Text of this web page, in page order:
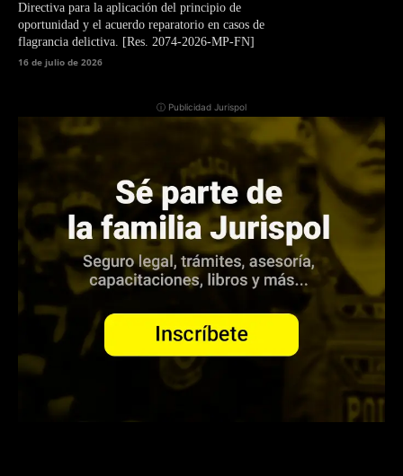
Directiva para la aplicación del principio de
oportunidad y el acuerdo reparatorio en casos de
flagrancia delictiva. [Res. 2074-2026-MP-FN]
16 de julio de 2026
ⓘ Publicidad Jurispol